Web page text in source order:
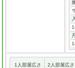
1人部屋広さ 2人部屋広さ